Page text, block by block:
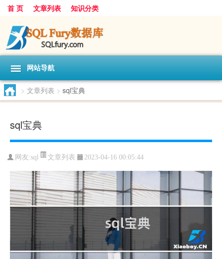
首 页 文章列表 知识分类
网站导航
> 文章列表 > sql宝典
sql宝典
网友:sql 文章列表 2023-04-16 00:05:44